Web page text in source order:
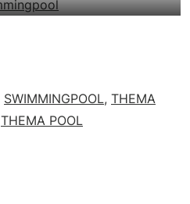
SWIMMINGPOOL, THEMA
THEMA POOL